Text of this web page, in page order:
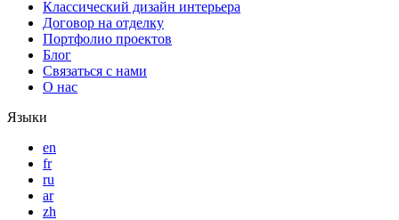
Классический дизайн интерьера
Договор на отделку
Портфолио проектов
Блог
Связаться с нами
О нас
Языки
en
fr
ru
ar
zh